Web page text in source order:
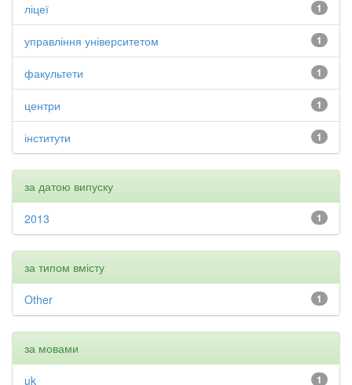
1
ліцеї
1
управління університетом
1
факультети
1
центри
1
інститути
за датою випуску
1
2013
за типом вмісту
1
Other
за мовами
1
uk